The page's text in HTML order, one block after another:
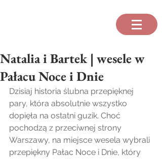
Natalia i Bartek | wesele w
Pałacu Noce i Dnie
Dzisiaj historia ślubna przepięknej
pary, która absolutnie wszystko
dopięła na ostatni guzik. Choć
pochodzą z przeciwnej strony
Warszawy, na miejsce wesela wybrali
przepiękny Pałac Noce i Dnie, który